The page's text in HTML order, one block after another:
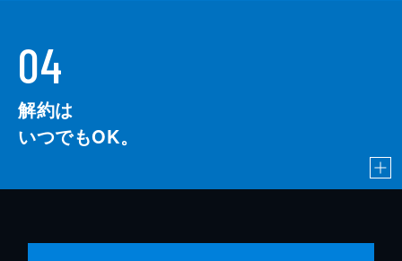
04
解約は
いつでもOK。